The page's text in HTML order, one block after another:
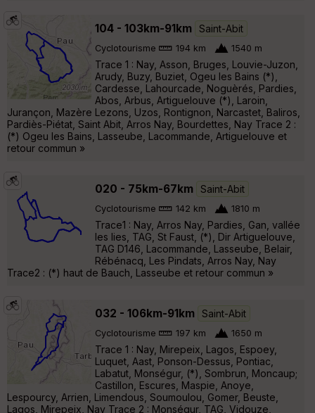
104 - 103km-91km Saint-Abit
Cyclotourisme 194 km 1540 m
Trace 1 : Nay, Asson, Bruges, Louvie-Juzon,
Arudy, Buzy, Buziet, Ogeu les Bains (*),
Cardesse, Lahourcade, Noguèrés, Pardies,
Abos, Arbus, Artiguelouve (*), Laroin,
Jurançon, Mazère Lezons, Uzos, Rontignon, Narcastet, Baliros,
Pardiès-Piétat, Saint Abit, Arros Nay, Bourdettes, Nay Trace 2 :
(*) Ogeu les Bains, Lasseube, Lacommande, Artiguelouve et
retour commun »
020 - 75km-67km Saint-Abit
Cyclotourisme 142 km 1810 m
Trace1 : Nay, Arros Nay, Pardies, Gan, vallée
les lies, TAG, St Faust, (*), Dir Artiguelouve,
TAG D146, Lacommande, Lasseube, Belair,
Rébénacq, Les Pindats, Arros Nay, Nay
Trace2 : (*) haut de Bauch, Lasseube et retour commun »
032 - 106km-91km Saint-Abit
Cyclotourisme 197 km 1650 m
Trace 1 : Nay, Mirepeix, Lagos, Espoey,
Luquet, Aast, Ponson-Dessus, Pontiac,
Labatut, Monségur, (*), Sombrun, Moncaup;
Castillon, Escures, Maspie, Anoye,
Lespourcy, Arrien, Limendous, Soumoulou, Gomer, Beuste,
Lagos, Mirepeix, Nay Trace 2 : Monségur, TAG, Vidouze,